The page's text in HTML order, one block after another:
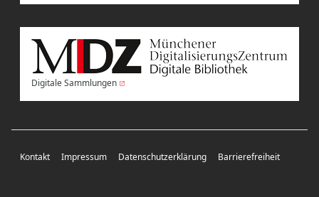
Digitale Sammlungen
Kontakt Impressum Datenschutzerklärung Barrierefreiheit